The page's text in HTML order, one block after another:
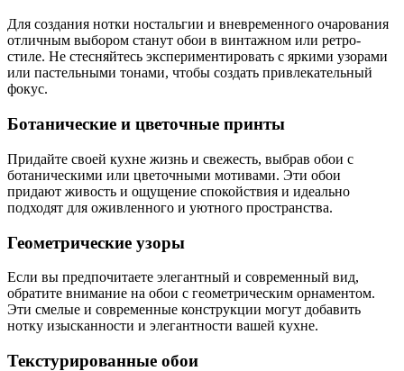
Для создания нотки ностальгии и вневременного очарования
отличным выбором станут обои в винтажном или ретро-
стиле. Не стесняйтесь экспериментировать с яркими узорами
или пастельными тонами, чтобы создать привлекательный
фокус.
Ботанические и цветочные принты
Придайте своей кухне жизнь и свежесть, выбрав обои с
ботаническими или цветочными мотивами. Эти обои
придают живость и ощущение спокойствия и идеально
подходят для оживленного и уютного пространства.
Геометрические узоры
Если вы предпочитаете элегантный и современный вид,
обратите внимание на обои с геометрическим орнаментом.
Эти смелые и современные конструкции могут добавить
нотку изысканности и элегантности вашей кухне.
Текстурированные обои